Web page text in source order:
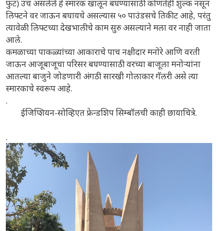
फुट) उंच असलेले हे स्मारक खालून बघण्यासाठी कोणतेही शुल्क नसून
लिफ्टने वर जाऊन बघायचे असल्यास ५० पाउंडसचे तिकीट आहे, परंतु
त्यावेळी लिफ्टच्या देखभालीचे काम सुरु असल्याने मला वर नाही जाता
आले.
कमळाच्या पाकळ्यांच्या आकाराचे पाच नक्षीदार मनोरे आणि वरती
जाऊन आजूबाजूचा परिसर बघण्यासाठी वरच्या बाजूला मनोऱ्यांना
आतल्या बाजुने जोडणारी अंगठी सारखी गोलाकार गॅलरी असे त्या
स्मारकाचे स्वरूप आहे.
.
ईजिप्शियन-सोव्हिएत फ्रेन्डशिप सिम्बॉलची काही छायाचित्रे.
.